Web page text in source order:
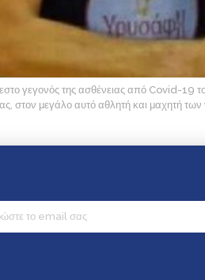
γεγονός της ασθένειας από Covid-19
στον μεγάλο αυτό αθλητή και μαχητή